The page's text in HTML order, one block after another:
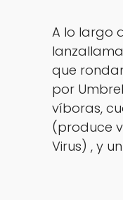
A lo largo
que
por
víboras,
(produce
Virus) , y